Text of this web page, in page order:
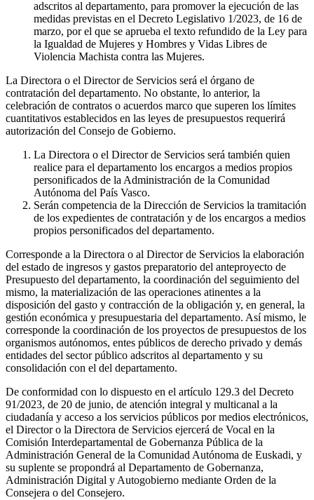
adscritos al departamento, para promover la ejecución de las
medidas previstas en el Decreto Legislativo 1/2023, de 16 de
marzo, por el que se aprueba el texto refundido de la Ley para
la Igualdad de Mujeres y Hombres y Vidas Libres de
Violencia Machista contra las Mujeres.
La Directora o el Director de Servicios será el órgano de
contratación del departamento. No obstante, lo anterior, la
celebración de contratos o acuerdos marco que superen los límites
cuantitativos establecidos en las leyes de presupuestos requerirá
autorización del Consejo de Gobierno.
La Directora o el Director de Servicios será también quien
realice para el departamento los encargos a medios propios
personificados de la Administración de la Comunidad
Autónoma del País Vasco.
Serán competencia de la Dirección de Servicios la tramitación
de los expedientes de contratación y de los encargos a medios
propios personificados del departamento.
Corresponde a la Directora o al Director de Servicios la elaboración
del estado de ingresos y gastos preparatorio del anteproyecto de
Presupuesto del departamento, la coordinación del seguimiento del
mismo, la materialización de las operaciones atinentes a la
disposición del gasto y contracción de la obligación y, en general, la
gestión económica y presupuestaria del departamento. Así mismo, le
corresponde la coordinación de los proyectos de presupuestos de los
organismos autónomos, entes públicos de derecho privado y demás
entidades del sector público adscritos al departamento y su
consolidación con el del departamento.
De conformidad con lo dispuesto en el artículo 129.3 del Decreto
91/2023, de 20 de junio, de atención integral y multicanal a la
ciudadanía y acceso a los servicios públicos por medios electrónicos,
el Director o la Directora de Servicios ejercerá de Vocal en la
Comisión Interdepartamental de Gobernanza Pública de la
Administración General de la Comunidad Autónoma de Euskadi, y
su suplente se propondrá al Departamento de Gobernanza,
Administración Digital y Autogobierno mediante Orden de la
Consejera o del Consejero.